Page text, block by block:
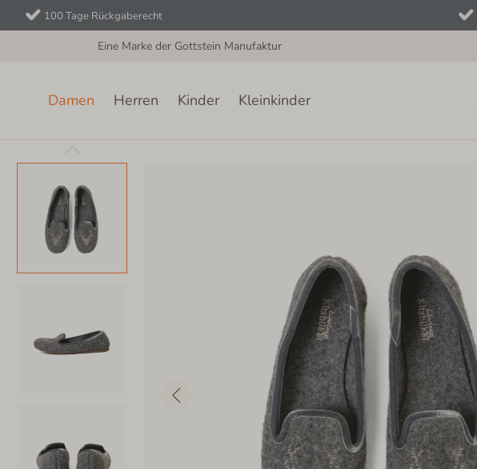
100 Tage Rückgaberecht
Eine Marke der Gottstein Manufaktur
Damen Herren Kinder Kleinkinder